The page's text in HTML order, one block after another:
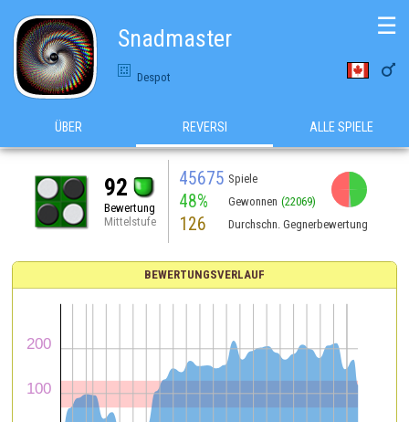
Snadmaster
Despot 
☰
ÜBER REVERSI ALLE SPIELE
92
Bewertung
Mittelstufe
45675 Spiele
48% Gewonnen (22069)
126 Durchschn. Gegnerbewertung
BEWERTUNGSVERLAUF